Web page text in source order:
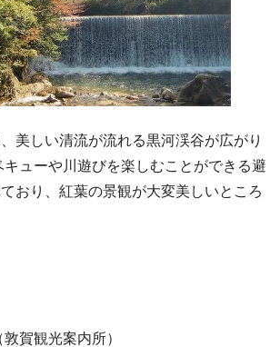
美しい清流が流れる黒河渓谷が広がり
キューや川遊びを楽しむことができる避
おり、紅葉の景観が大変美しいところ
賀観光案内所）